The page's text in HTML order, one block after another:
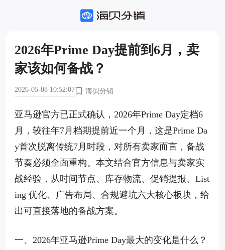
2026年Prime Day提前到6月，卖
家该如何备战？
2026-05-08 10:52:07 海贝分销
亚马逊官方已正式确认，2026年Prime Day定档6
月，较往年7月档期提前近一个月，这是Prime Da
y首次脱离传统7月时段，对所有卖家而言，备战
节奏必须全面重构。本文结合官方信息与卖家实
战经验，从时间节点、库存物流、促销提报、List
ing 优化、广告布局、合规避坑六大核心板块，给
出可直接落地的备战方案。
一、2026年亚马逊Prime Day最大的变化是什么？